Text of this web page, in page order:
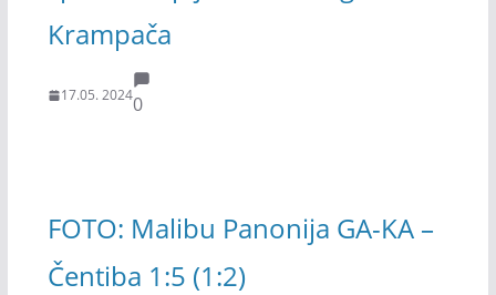
Krampača
17.05. 20240
FOTO: Malibu Panonija GA-KA –
Čentiba 1:5 (1:2)